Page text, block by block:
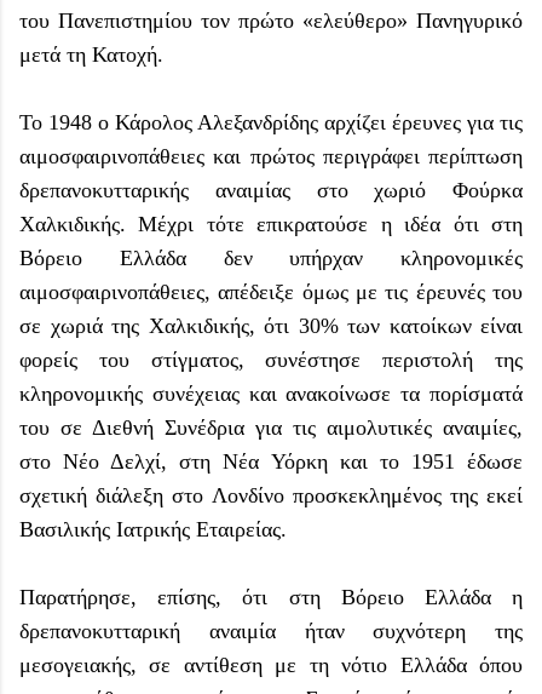
του Πανεπιστημίου τον πρώτο «ελεύθερο» Πανηγυρικό
μετά τη Κατοχή.
Το 1948 ο Κάρολος Αλεξανδρίδης αρχίζει έρευνες για τις
αιμοσφαιρινοπάθειες και πρώτος περιγράφει περίπτωση
δρεπανοκυτταρικής αναιμίας στο χωριό Φούρκα
Χαλκιδικής. Μέχρι τότε επικρατούσε η ιδέα ότι στη
Βόρειο Ελλάδα δεν υπήρχαν κληρονομικές
αιμοσφαιρινοπάθειες, απέδειξε όμως με τις έρευνές του
σε χωριά της Χαλκιδικής, ότι 30% των κατοίκων είναι
φορείς του στίγματος, συνέστησε περιστολή της
κληρονομικής συνέχειας και ανακοίνωσε τα πορίσματά
του σε Διεθνή Συνέδρια για τις αιμολυτικές αναιμίες,
στο Νέο Δελχί, στη Νέα Υόρκη και το 1951 έδωσε
σχετική διάλεξη στο Λονδίνο προσκεκλημένος της εκεί
Βασιλικής Ιατρικής Εταιρείας.
Παρατήρησε, επίσης, ότι στη Βόρειο Ελλάδα η
δρεπανοκυτταρική αναιμία ήταν συχνότερη της
μεσογειακής, σε αντίθεση με τη νότιο Ελλάδα όπου